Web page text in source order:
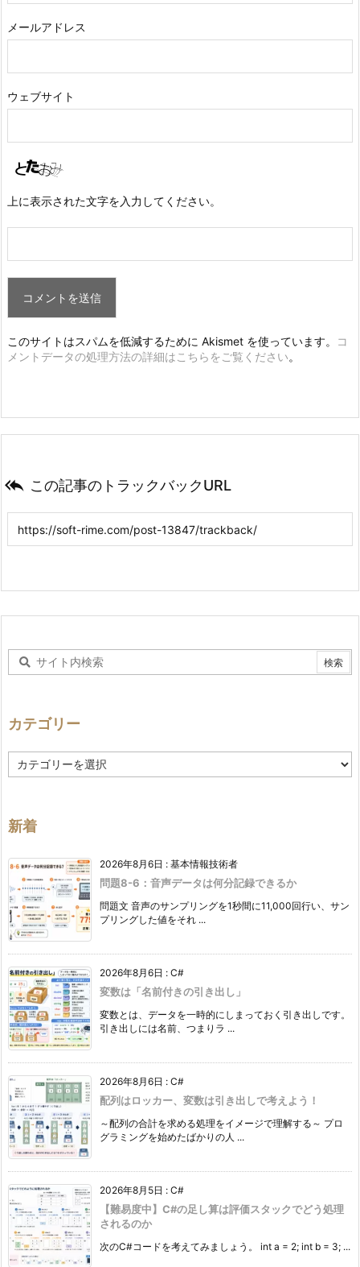
メールアドレス
ウェブサイト
上に表示された文字を入力してください。
このサイトはスパムを低減するために Akismet を使っています。
コ
メントデータの処理方法の詳細はこちらをご覧ください。
 この記事のトラックバックURL
カテゴリー
テ
ー
新着
2026年8月6日 : 基本情報技術者
問題8-6：音声データは何分記録できるか
問題文 音声のサンプリングを1秒間に11,000回行い、サン
プリングした値をそれ ...
2026年8月6日 : C#
変数は「名前付きの引き出し」
変数とは、データを一時的にしまっておく引き出しです。
引き出しには名前、つまりラ ...
2026年8月6日 : C#
配列はロッカー、変数は引き出しで考えよう！
～配列の合計を求める処理をイメージで理解する～ プロ
グラミングを始めたばかりの人 ...
2026年8月5日 : C#
【難易度中】C#の足し算は評価スタックでどう処理
されるのか
次のC#コードを考えてみましょう。 int a = 2; int b = 3; ...